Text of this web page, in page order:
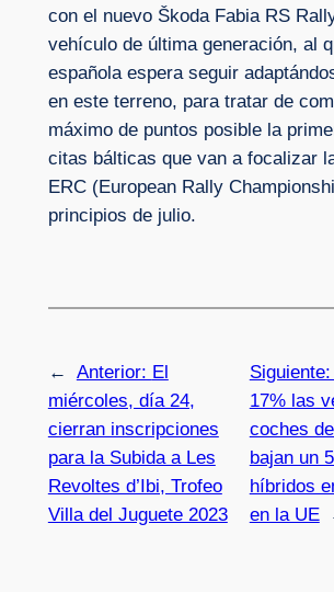
con el nuevo Škoda Fabia RS
vehículo de última generación, al
española espera seguir
en este terreno, para tratar de
máximo de puntos posible la
citas bálticas que van a focalizar
ERC (European Rally
principios de julio.
← Anterior: El
miércoles, día 24,
cierran inscripciones
para la Subida a Les
Revoltes d’Ibi, Trofeo
Villa del Juguete 2023
Siguiente:
17% las
coches
bajan un
híbridos
en la UE